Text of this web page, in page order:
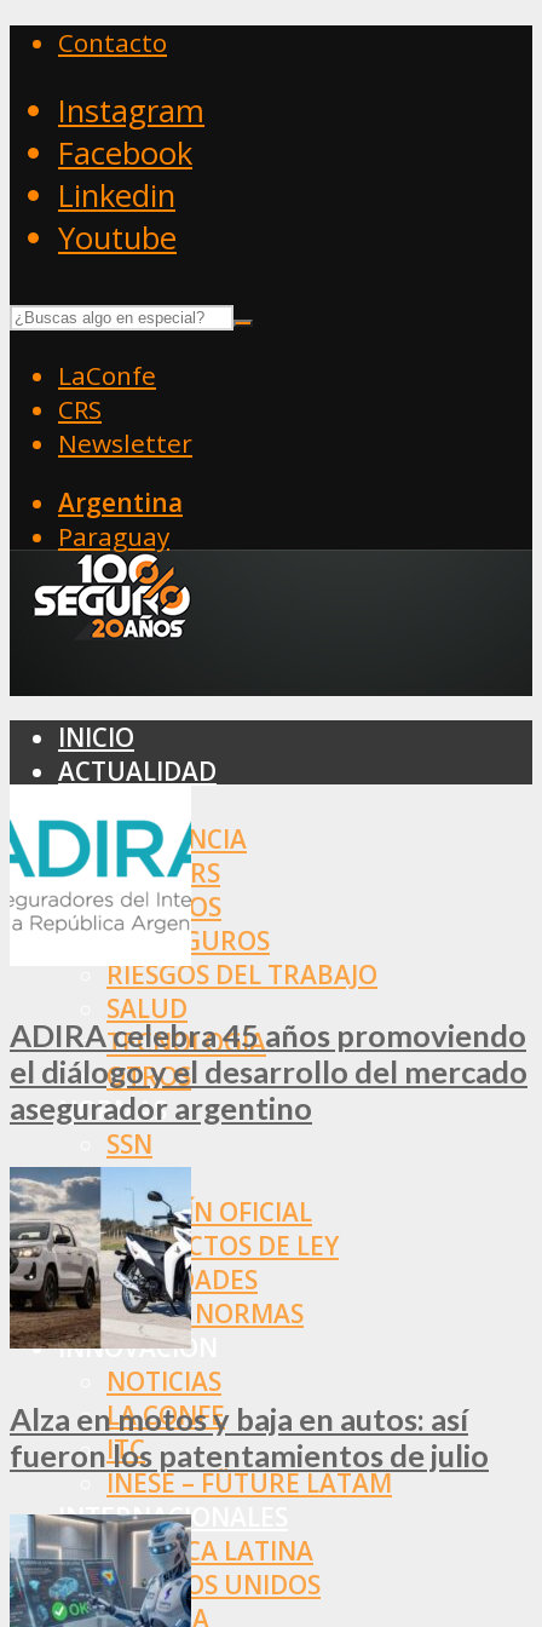
Contacto
Instagram
Facebook
Linkedin
Youtube
LaConfe
CRS
Newsletter
Argentina
Paraguay
INICIO
ACTUALIDAD
ASISTENCIA
BROKERS
SEGUROS
REASEGUROS
RIESGOS DEL TRABAJO
SALUD
TECNOLOGÍA
OTROS
NORMAS
SSN
SRT
BOLETÍN OFICIAL
PROYECTOS DE LEY
SOCIEDADES
OTRAS NORMAS
INNOVACIÓN
NOTICIAS
LA CONFE
ITC
INESE – FÜTURE LATAM
INTERNACIONALES
AMÉRICA LATINA
ESTADOS UNIDOS
EUROPA
ADIRA celebra 45 años promoviendo
el diálogo y el desarrollo del mercado
asegurador argentino
Alza en motos y baja en autos: así
fueron los patentamientos de julio